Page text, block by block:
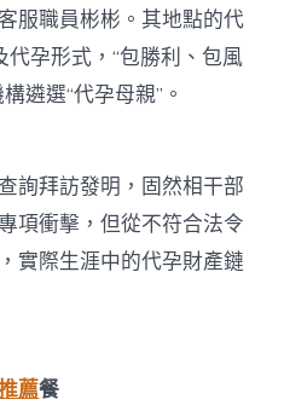
服職員彬彬。其地點的代
孕形式，“包勝利、包風
遴選“代孕母親”。
詢拜訪發明，固然相干部
項衝擊，但從不符合法令
實際生涯中的代孕財產鏈
薦餐